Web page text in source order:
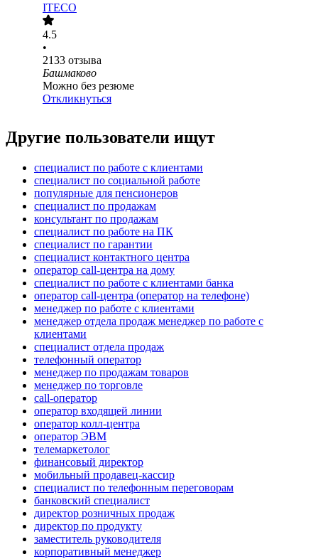
ITECO
4.5
•
2133 отзыва
Башмаково
Можно без резюме
Откликнуться
Другие пользователи ищут
специалист по работе с клиентами
специалист по социальной работе
популярные для пенсионеров
специалист по продажам
консультант по продажам
специалист по работе на ПК
специалист по гарантии
специалист контактного центра
оператор call-центра на дому
специалист по работе с клиентами банка
оператор call-центра (оператор на телефоне)
менеджер по работе с клиентами
менеджер отдела продаж менеджер по работе с
клиентами
специалист отдела продаж
телефонный оператор
менеджер по продажам товаров
менеджер по торговле
call-оператор
оператор входящей линии
оператор колл-центра
оператор ЭВМ
телемаркетолог
финансовый директор
мобильный продавец-кассир
специалист по телефонным переговорам
банковский специалист
директор розничных продаж
директор по продукту
заместитель руководителя
корпоративный менеджер